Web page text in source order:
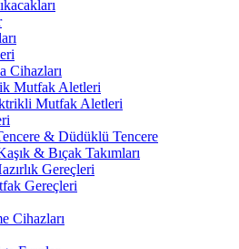
Cihazları
Mutfak Aletleri
Mutfak Aletleri
& Düdüklü Tencere
& Bıçak Takımları
Gereçleri
Gereçleri
Cihazları